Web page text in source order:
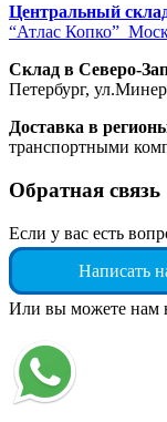
Центральный
“Атлас Копко”
Склад в Северо-
Петербург,
Доставка в
транспортными
Обратная связь
Если у вас есть
Написать
Или вы можете нам